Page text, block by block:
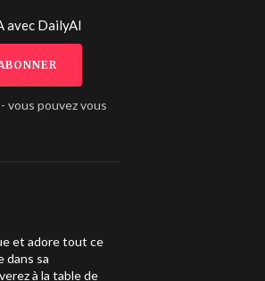
avec DailyAI
vous pouvez vous
et adore tout ce
dans sa
à la table de